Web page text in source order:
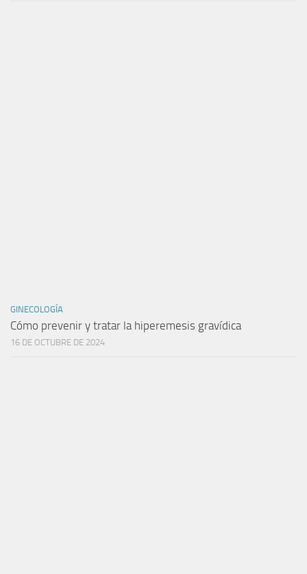
GINECOLOGÍA
Cómo prevenir y tratar la hiperemesis gravídica
16 DE OCTUBRE DE 2024